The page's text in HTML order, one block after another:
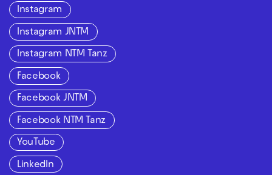
Instagram
Instagram JNTM
Instagram NTM Tanz
Facebook
Facebook JNTM
Facebook NTM Tanz
YouTube
LinkedIn